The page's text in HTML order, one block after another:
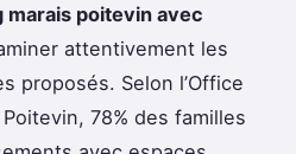
marais poitevin avec
attentivement les
proposés. Selon l’Office
78% des familles